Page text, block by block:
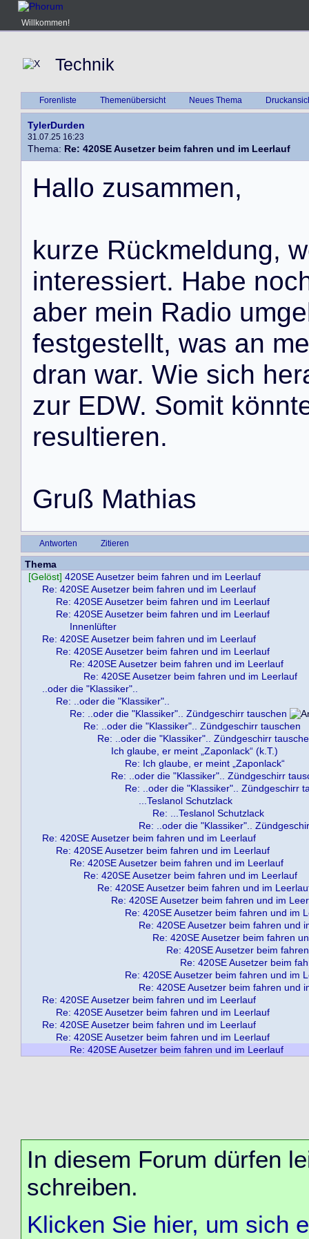
Willkommen!
Technik
Forenliste Themenübersicht Neues Thema
TylerDurden
31.07.25 16:23
Thema: Re: 420SE Ausetzer beim fahren und im Leerlauf
Hallo zusammen,
kurze Rückmeldung,
interessiert. Habe
aber mein Radio
festgestellt, was an
dran war. Wie sich
zur EDW. Somit
resultieren.
Gruß Mathias
Antworten Zitieren
Thema
[Gelöst] 420SE Ausetzer beim fahren und im Leerlauf
Re: 420SE Ausetzer beim fahren und im Leerlauf
Re: 420SE Ausetzer beim fahren und im Leerlauf
Re: 420SE Ausetzer beim fahren und im Leerlauf
Innenlüfter
Re: 420SE Ausetzer beim fahren und im Leerlauf
Re: 420SE Ausetzer beim fahren und im Leerlauf
Re: 420SE Ausetzer beim fahren und im Leerlauf
Re: 420SE Ausetzer beim fahren und im Leerlauf
..oder die "Klassiker"..
Re: ..oder die "Klassiker"..
Re: ..oder die "Klassiker".. Zündgeschirr tauschen
Re: ..oder die "Klassiker".. Zündgeschirr tauschen
Re: ..oder die "Klassiker".. Zündgeschirr
Ich glaube, er meint „Zaponlack“ (k.T.)
Re: Ich glaube, er meint „Zaponlack“
Re: ..oder die "Klassiker".. Zündgeschirr
Re: ..oder die "Klassiker".. Zündgeschirr
...Teslanol Schutzlack
Re: ...Teslanol Schutzlack
Re: ..oder die "Klassiker"..
Re: 420SE Ausetzer beim fahren und im Leerlauf
Re: 420SE Ausetzer beim fahren und im Leerlauf
Re: 420SE Ausetzer beim fahren und im Leerlauf
Re: 420SE Ausetzer beim fahren und im Leerlauf
Re: 420SE Ausetzer beim fahren und im
Re: 420SE Ausetzer beim fahren und im
Re: 420SE Ausetzer beim fahren und im
Re: 420SE Ausetzer beim fahren und
Re: 420SE Ausetzer beim fahren
Re: 420SE Ausetzer beim
Re: 420SE Ausetzer beim
Re: 420SE Ausetzer beim fahren und im
Re: 420SE Ausetzer beim fahren und
Re: 420SE Ausetzer beim fahren und im Leerlauf
Re: 420SE Ausetzer beim fahren und im Leerlauf
Re: 420SE Ausetzer beim fahren und im Leerlauf
Re: 420SE Ausetzer beim fahren und im Leerlauf
Re: 420SE Ausetzer beim fahren und im Leerlauf
In diesem Forum dürfen
schreiben.
Klicken Sie hier, um sich